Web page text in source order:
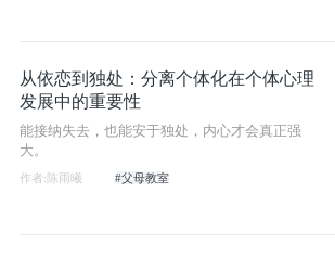
从依恋到独处：分离个体化在个体心理
发展中的重要性
能接纳失去，也能安于独处，内心才会真正强
大。
作者:陈雨曦 #父母教室